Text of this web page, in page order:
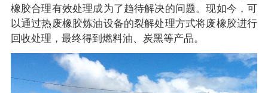
橡胶合理有效处理成为了趋待解决的问题。现如今，可
以通过热废橡胶炼油设备的裂解处理方式将废橡胶进行
回收处理，最终得到燃料油、炭黑等产品。